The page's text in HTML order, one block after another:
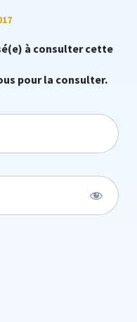
à consulter cette
pour la consulter.